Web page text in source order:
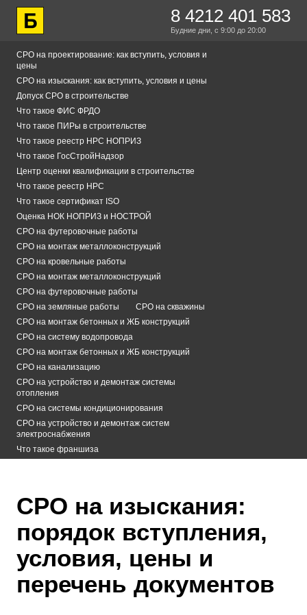
8 4212 401 583
Будние дни, с 9:00 до 20:00
СРО на проектирование: как вступить, условия и
цены
СРО на изыскания: как вступить, условия и цены
Допуск СРО в строительстве
Что такое ФИС ФРДО
Что такое ПИРы в строительстве
Что такое реестр НРС НОПРИЗ
Что такое ГосСтройНадзор
Центр оценки квалификации в строительстве
Что такое реестр НРС
Что такое сертификат ISO
Оценка НОК НОПРИЗ и НОСТРОЙ
СРО на футеровочные работы
СРО на монтаж металлоконструкций
СРО на кровельные работы
СРО на монтаж металлоконструкций
СРО на футеровочные работы
СРО на земляные работы
СРО на скважины
СРО на монтаж бетонных и ЖБ конструкций
СРО на систему водопровода
СРО на монтаж бетонных и ЖБ конструкций
СРО на канализацию
СРО на устройство и демонтаж системы
отопления
СРО на системы кондиционирования
СРО на устройство и демонтаж систем
электроснабжения
Что такое франшиза
СРО на изыскания:
порядок вступления,
условия, цены и
перечень документов